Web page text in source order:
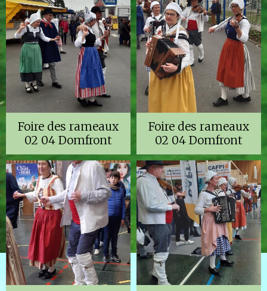
Foire des rameaux
02 04 Domfront
Foire des rameaux
02 04 Domfront